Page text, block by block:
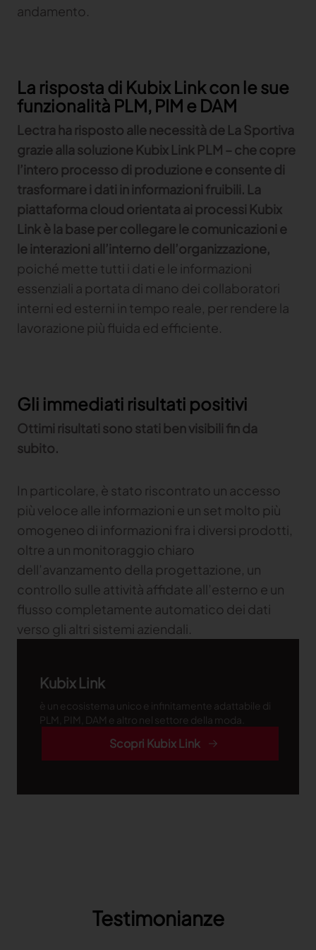
Achieve exceptional quality and performance
with a tension-free spreading solution
MARKET
Neteven
Centralizza, gestisci e ottimizza la distribuzione sui
principali marketplace di fashion con Neteven
Retviews
Automatizza l'analisi competitiva con dati di retail
Launchmetrics
Gestisci tutte le attività e misura le prestazioni del
tuo brand
TextileGenesis
Accelerate traceability in your fashion business
andamento.
La risposta di Kubix Link con le sue
funzionalità PLM, PIM e DAM
Lectra ha risposto alle necessità de La Sportiva
grazie alla soluzione Kubix Link PLM – che copre
l’intero processo di produzione e consente di
trasformare i dati in informazioni fruibili. La
piattaforma cloud orientata ai processi Kubix
Link è la base per collegare le comunicazioni e
le interazioni all’interno dell’organizzazione,
poiché mette tutti i dati e le informazioni
essenziali a portata di mano dei collaboratori
interni ed esterni in tempo reale, per rendere la
lavorazione più fluida ed efficiente.
Gli immediati risultati positivi
Ottimi risultati sono stati ben visibili fin da
subito.
In particolare, è stato riscontrato un accesso
più veloce alle informazioni e un set molto più
omogeneo di informazioni fra i diversi prodotti,
oltre a un monitoraggio chiaro
dell’avanzamento della progettazione, un
controllo sulle attività affidate all’esterno e un
flusso completamente automatico dei dati
verso gli altri sistemi aziendali.
Kubix Link
è un ecosistema unico e infinitamente adattabile di
PLM, PIM, DAM e altro nel settore della moda.
Scopri Kubix Link
Testimonianze